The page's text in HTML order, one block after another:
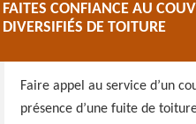
FAITES CONFIANCE AU
DIVERSIFIÉS DE TOITURE
Faire appel au service d’un
présence d’une fuite de